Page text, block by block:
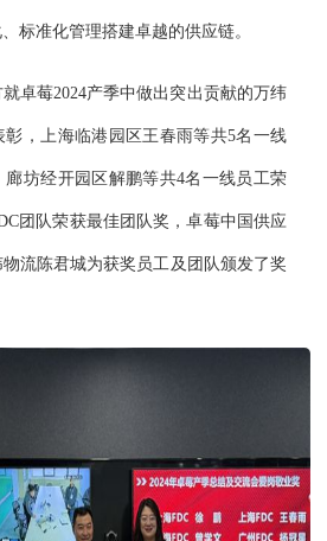
标准化管理搭建卓越的供应链。
卓莓2024产季中做出突出贡献的万纬
，上海临港园区王春雨等共5名一线
廊坊经开园区解鹏等共4名一线员工荣
团队荣获最佳团队奖，卓莓中国供应
流陈君城为获奖员工及团队颁发了奖